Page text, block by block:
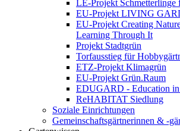
LE-Projekt Schmetterlinge
EU-Projekt LIVING
EU-Projekt Creating
Learning Through It
Projekt Stadtgrün
Torfausstieg für
ETZ-Projekt Klimagrün
EU-Projekt Grün.Raum
EDUGARD - Education in
ReHABITAT Siedlung
Soziale Einrichtungen
Gemeinschaftsgärtnerinnen & -